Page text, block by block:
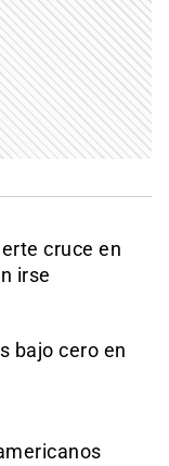
cruce en
irse
bajo cero en